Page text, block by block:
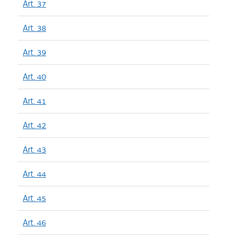
Art. 37
Art. 38
Art. 39
Art. 40
Art. 41
Art. 42
Art. 43
Art. 44
Art. 45
Art. 46